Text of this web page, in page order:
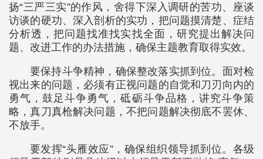
扬“三严三实”的作风，舍得下深入调研的苦功、座谈
访谈的硬功、深入剖析的实功，把问题摸清楚、症结
分析透，把问题找准找实找全面，研究提出解决问
题、改进工作的办法措施，确保主题教育取得实效。
要保持斗争精神，确保整改落实抓到位。面对检
视出来的问题，必须有正视问题的自觉和刀刃向内的
勇气，鼓足斗争勇气，砥砺斗争品格，讲究斗争策
略，真刀真枪解决问题，不把问题解决彻底不罢休、
不放手。
要发挥“头雁效应”，确保组织领导抓到位。各级